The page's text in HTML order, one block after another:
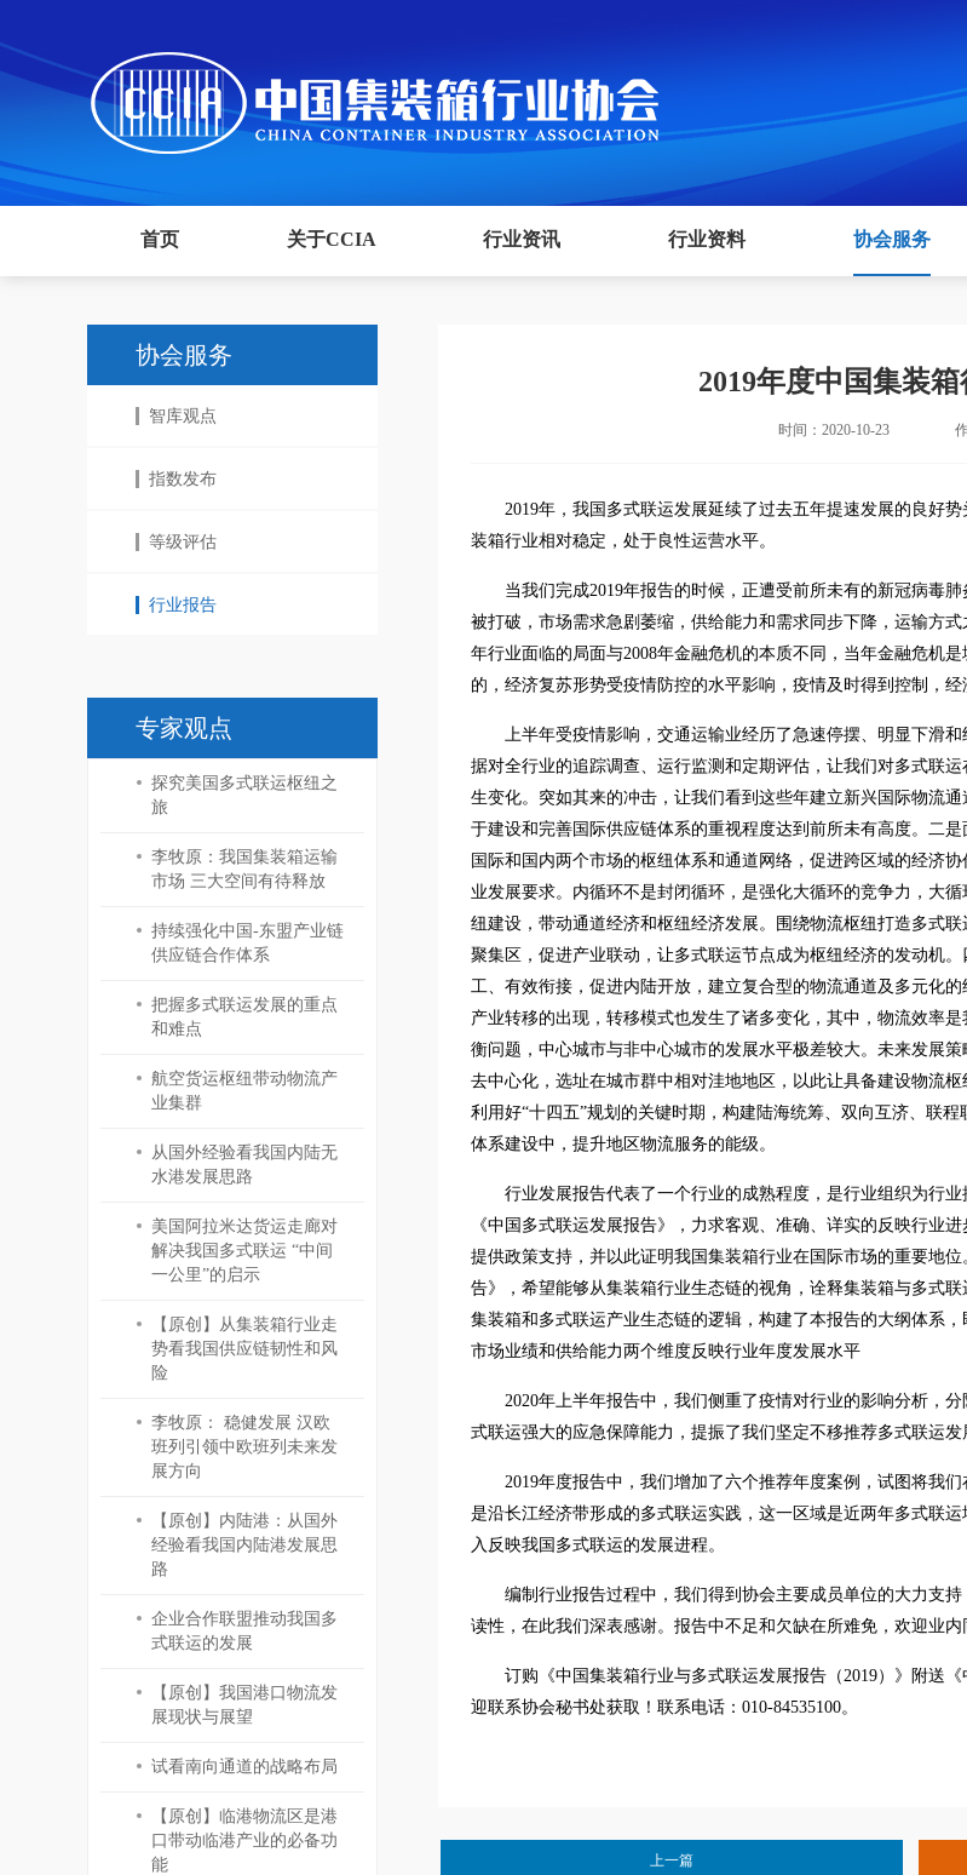
首页 关于CCIA 行业资讯 行业资料 协会服务
协会服务
智库观点
指数发布
等级评估
行业报告
专家观点
探究美国多式联运枢纽之
旅
李牧原：我国集装箱运输
市场 三大空间有待释放
持续强化中国-东盟产业链
供应链合作体系
把握多式联运发展的重点
和难点
航空货运枢纽带动物流产
业集群
从国外经验看我国内陆无
水港发展思路
美国阿拉米达货运走廊对
解决我国多式联运 “中间
一公里”的启示
【原创】从集装箱行业走
势看我国供应链韧性和风
险
李牧原： 稳健发展 汉欧
班列引领中欧班列未来发
展方向
【原创】内陆港：从国外
经验看我国内陆港发展思
路
企业合作联盟推动我国多
式联运的发展
【原创】我国港口物流发
展现状与展望
试看南向通道的战略布局
【原创】临港物流区是港
口带动临港产业的必备功
能
2019年度中国集装
时间：2020-10-23
2019年，我国多式联运发展延续了过去五年提速发展的良好
装箱行业相对稳定，处于良性运营水平。
当我们完成2019年报告的时候，正遭受前所未有的新冠病毒
被打破，市场需求急剧萎缩，供给能力和需求同步下降，运输方
年行业面临的局面与2008年金融危机的本质不同，当年金融危机
的，经济复苏形势受疫情防控的水平影响，疫情及时得到控制，经
上半年受疫情影响，交通运输业经历了急速停摆、明显下滑
据对全行业的追踪调查、运行监测和定期评估，让我们对多式联
生变化。突如其来的冲击，让我们看到这些年建立新兴国际物流
于建设和完善国际供应链体系的重视程度达到前所未有高度。二
国际和国内两个市场的枢纽体系和通道网络，促进跨区域的经济
业发展要求。内循环不是封闭循环，是强化大循环的竞争力，大
纽建设，带动通道经济和枢纽经济发展。围绕物流枢纽打造多式
聚集区，促进产业联动，让多式联运节点成为枢纽经济的发动机
工、有效衔接，促进内陆开放，建立复合型的物流通道及多元化
产业转移的出现，转移模式也发生了诸多变化，其中，物流效率
衡问题，中心城市与非中心城市的发展水平极差较大。未来发展
去中心化，选址在城市群中相对洼地地区，以此让具备建设物流
利用好“十四五”规划的关键时期，构建陆海统筹、双向互济、联
体系建设中，提升地区物流服务的能级。
行业发展报告代表了一个行业的成熟程度，是行业组织为行
《中国多式联运发展报告》，力求客观、准确、详实的反映行业
提供政策支持，并以此证明我国集装箱行业在国际市场的重要地
告》，希望能够从集装箱行业生态链的视角，诠释集装箱与多式
集装箱和多式联运产业生态链的逻辑，构建了本报告的大纲体系
市场业绩和供给能力两个维度反映行业年度发展水平
2020年上半年报告中，我们侧重了疫情对行业的影响分析，
式联运强大的应急保障能力，提振了我们坚定不移推荐多式联运发
2019年度报告中，我们增加了六个推荐年度案例，试图将我
是沿长江经济带形成的多式联运实践，这一区域是近两年多式联
入反映我国多式联运的发展进程。
编制行业报告过程中，我们得到协会主要成员单位的大力支
读性，在此我们深表感谢。报告中不足和欠缺在所难免，欢迎业内
订购《中国集装箱行业与多式联运发展报告（2019）》附送
迎联系协会秘书处获取！联系电话：010-84535100。
上一篇